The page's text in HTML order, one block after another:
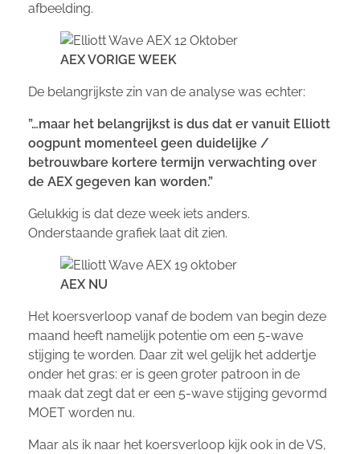
afbeelding.
AEX VORIGE WEEK
De belangrijkste zin van de analyse was echter:
”…maar het belangrijkst is dus dat er vanuit Elliott
oogpunt momenteel geen duidelijke /
betrouwbare kortere termijn verwachting over
de AEX gegeven kan worden.”
Gelukkig is dat deze week iets anders.
Onderstaande grafiek laat dit zien.
AEX NU
Het koersverloop vanaf de bodem van begin deze
maand heeft namelijk potentie om een 5-wave
stijging te worden. Daar zit wel gelijk het addertje
onder het gras: er is geen groter patroon in de
maak dat zegt dat er een 5-wave stijging gevormd
MOET worden nu.
Maar als ik naar het koersverloop kijk ook in de VS,